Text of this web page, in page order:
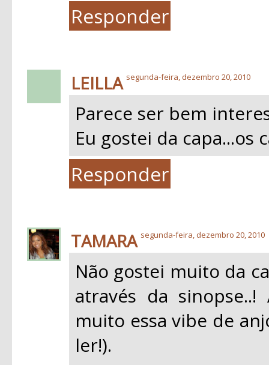
Responder
LEILLA segunda-feira, dezembro 20, 2010
Parece ser bem
Eu gostei da
Responder
TAMARA segunda-feira, dezembro 20, 2010
Não gostei muito da
através da
muito essa vibe de
ler!).